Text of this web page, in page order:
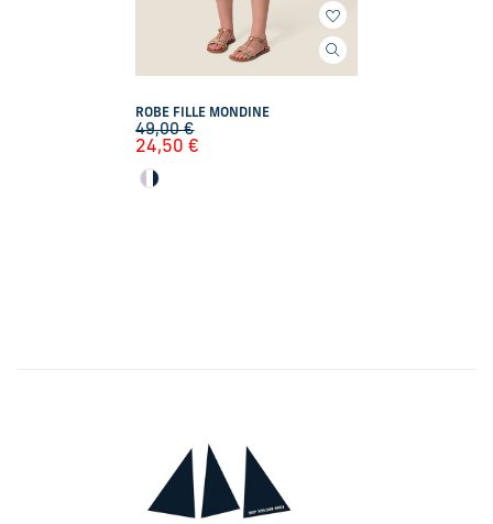
ROBE FILLE MONDINE
49,00€
24,50€